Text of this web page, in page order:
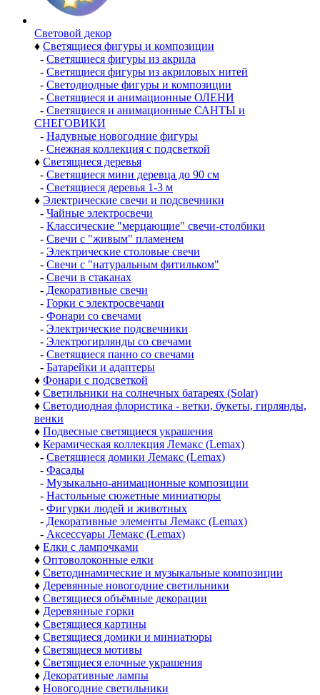
Световой декор
♦ Светящиеся фигуры и композиции
- Светящиеся фигуры из акрила
- Светящиеся фигуры из акриловых нитей
- Светодиодные фигуры и композиции
- Светящиеся и анимационные ОЛЕНИ
- Светящиеся и анимационные САНТЫ и
СНЕГОВИКИ
- Надувные новогодние фигуры
- Снежная коллекция с подсветкой
♦ Светящиеся деревья
- Светящиеся мини деревца до 90 см
- Светящиеся деревья 1-3 м
♦ Электрические свечи и подсвечники
- Чайные электросвечи
- Классические "мерцающие" свечи-столбики
- Свечи с "живым" пламенем
- Электрические столовые свечи
- Свечи с "натуральным фитильком"
- Свечи в стаканах
- Декоративные свечи
- Горки с электросвечами
- Фонари со свечами
- Электрические подсвечники
- Электрогирлянды со свечами
- Светящиеся панно со свечами
- Батарейки и адаптеры
♦ Фонари с подсветкой
♦ Светильники на солнечных батареях (Solar)
♦ Светодиодная флористика - ветки, букеты, гирлянды,
венки
♦ Подвесные светящиеся украшения
♦ Керамическая коллекция Лемакс (Lemax)
- Светящиеся домики Лемакс (Lemax)
- Фасады
- Музыкально-анимационные композиции
- Настольные сюжетные миниатюры
- Фигурки людей и животных
- Декоративные элементы Лемакс (Lemax)
- Аксессуары Лемакс (Lemax)
♦ Елки с лампочками
♦ Оптоволоконные елки
♦ Светодинамические и музыкальные композиции
♦ Деревянные новогодние светильники
♦ Светящиеся объёмные декорации
♦ Деревянные горки
♦ Светящиеся картины
♦ Светящиеся домики и миниатюры
♦ Светящиеся мотивы
♦ Светящиеся елочные украшения
♦ Декоративные лампы
♦ Новогодние светильники